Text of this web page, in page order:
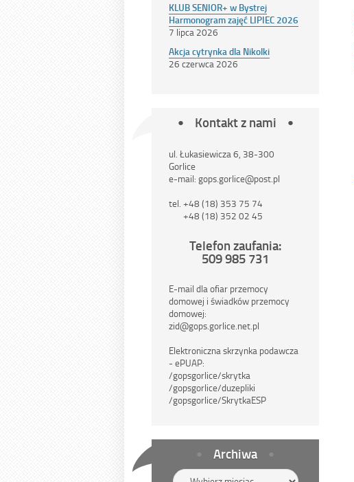
KLUB SENIOR+ w Bystrej
Harmonogram zajęć LIPIEC 2026
7 lipca 2026
Akcja cytrynka dla Nikolki
26 czerwca 2026
Kontakt z nami
ul. Łukasiewicza 6, 38-300
Gorlice
e-mail: gops.gorlice@post.pl
tel. +48 (18) 353 75 74
+48 (18) 352 02 45
Telefon zaufania:
509 985 731
E-mail dla ofiar przemocy
domowej i świadków przemocy
domowej:
zid@gops.gorlice.net.pl
Elektroniczna skrzynka podawcza
- ePUAP:
/gopsgorlice/skrytka
/gopsgorlice/duzepliki
/gopsgorlice/SkrytkaESP
Archiwa
Archiwa